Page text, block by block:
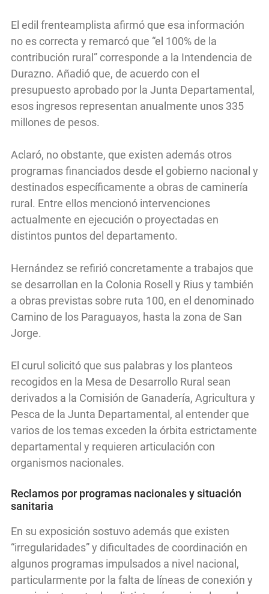
El edil frenteamplista afirmó que esa información
no es correcta y remarcó que “el 100% de la
contribución rural” corresponde a la Intendencia de
Durazno. Añadió que, de acuerdo con el
presupuesto aprobado por la Junta Departamental,
esos ingresos representan anualmente unos 335
millones de pesos.
Aclaró, no obstante, que existen además otros
programas financiados desde el gobierno nacional y
destinados específicamente a obras de caminería
rural. Entre ellos mencionó intervenciones
actualmente en ejecución o proyectadas en
distintos puntos del departamento.
Hernández se refirió concretamente a trabajos que
se desarrollan en la Colonia Rosell y Rius y también
a obras previstas sobre ruta 100, en el denominado
Camino de los Paraguayos, hasta la zona de San
Jorge.
El curul solicitó que sus palabras y los planteos
recogidos en la Mesa de Desarrollo Rural sean
derivados a la Comisión de Ganadería, Agricultura y
Pesca de la Junta Departamental, al entender que
varios de los temas exceden la órbita estrictamente
departamental y requieren articulación con
organismos nacionales.
Reclamos por programas nacionales y situación
sanitaria
En su exposición sostuvo además que existen
“irregularidades” y dificultades de coordinación en
algunos programas impulsados a nivel nacional,
particularmente por la falta de líneas de conexión y